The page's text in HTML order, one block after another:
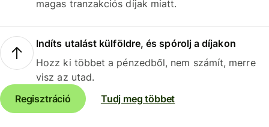
magas tranzakciós díjak miatt.
Indíts utalást külföldre, és spórolj a díjakon
Hozz ki többet a pénzedből, nem számít, merre
visz az utad.
Regisztráció
Tudj meg többet